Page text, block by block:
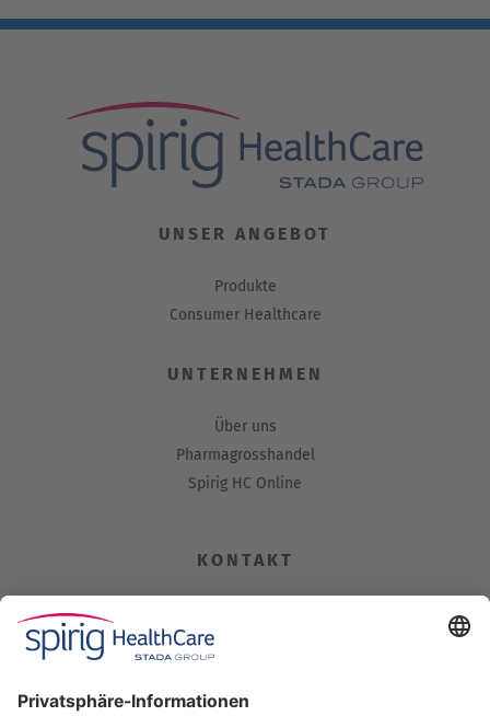
UNSER ANGEBOT
Produkte
Consumer Healthcare
UNTERNEHMEN
Über uns
Pharmagrosshandel
Spirig HC Online
KONTAKT
Industriestrasse 30
CH-4622 Egerkingen
Tel. +41 62 388 85 00